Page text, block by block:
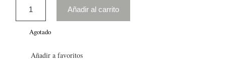
Añadir al carrito
Agotado
Añadir a favoritos